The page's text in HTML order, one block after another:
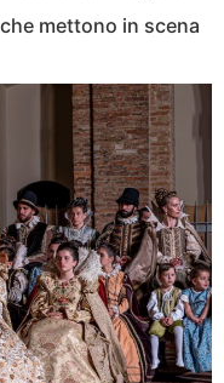
mettono in scena